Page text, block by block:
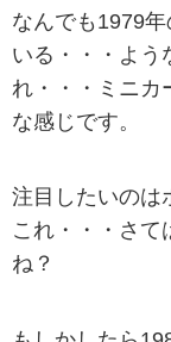
なんでも1979
いる・・・よう
れ・・・ミニカ
な感じです。
注目したいのは
これ・・・さて
ね？